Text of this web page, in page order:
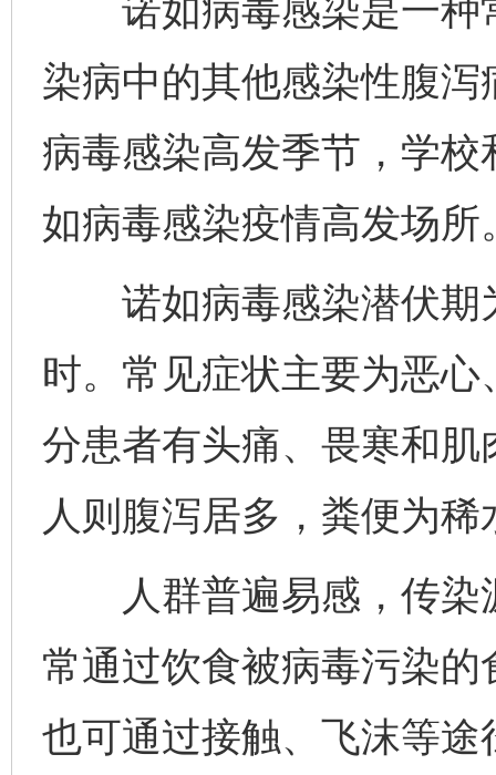
诺如病毒感染是一种
染病中的其他感染性腹
病毒感染高发季节，学
如病毒感染疫情高发场所
诺如病毒感染潜伏期
时。常见症状主要为恶
分患者有头痛、畏寒和
人则腹泻居多，粪便为
人群普遍易感，传染
常通过饮食被病毒污染
也可通过接触、飞沫等